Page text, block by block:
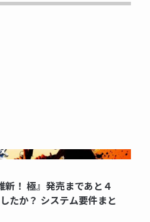
PRINTING...
新！ 極』発売まであと４
たか？ システム要件まと